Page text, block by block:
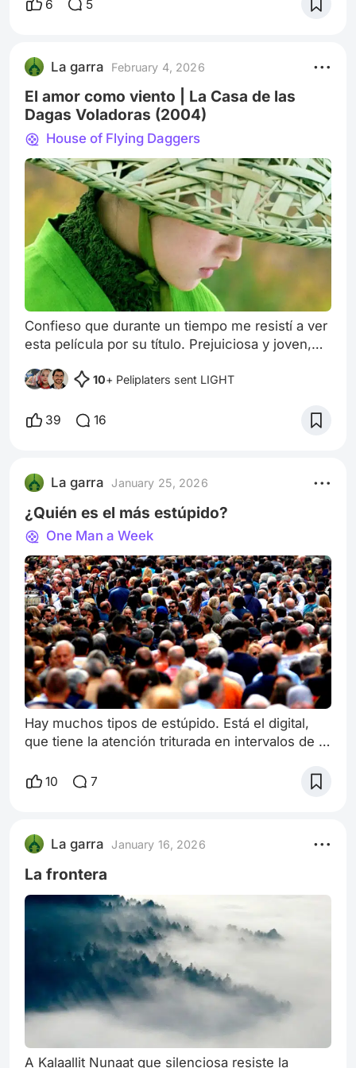
ridícula. Sí, “…estoy romántica y repleta de
clichés…” En el amor, cada cosa importa y aún
más si
6 5
La garra February 4, 2026
El amor como viento | La Casa de las
Dagas Voladoras (2004)
House of Flying Daggers
Confieso que durante un tiempo me resistí a ver
esta película por su título. Prejuiciosa y joven,
exageración en los movimientos de combate.
detalle y la intención narrativa, se vuelven
película atravesada por tanta
10+ Peliplaters sent LIGHT
39 16
La garra January 25, 2026
¿Quién es el más estúpido?
One Man a Week
Hay muchos tipos de estúpido. Está el digital,
que tiene la atención triturada en intervalos de 3
siempre sufre por amor. El ignorante, que no
que la IA saque conclusiones por él. El filósofo,
que se hace el listo con fragmentos de
pensadores. El cínico, que
10 7
La garra January 16, 2026
La frontera
A Kalaallit Nunaat que silenciosa resiste la